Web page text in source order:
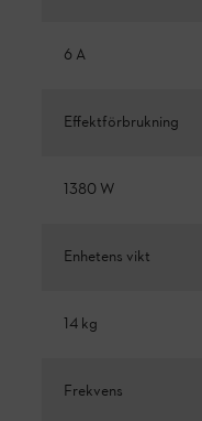
6 A
Effektförbrukning
1380 W
Enhetens vikt
14 kg
Frekvens